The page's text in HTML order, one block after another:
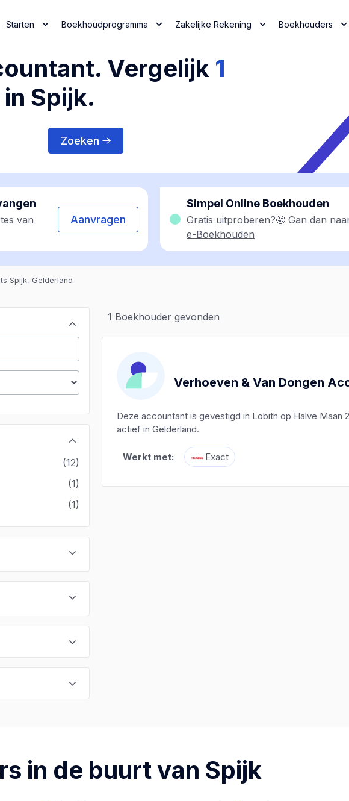
Starten Boekhoudprogramma Zakelijke Rekening Boekhouders
Vergelijk 1
Spijk.
Zoeken
van
Aanvragen
Simpel Online Boekhouden
Gratis uitproberen?🤩 Gan dan
e-Boekhouden
Spijk, Gelderland
(12)
(1)
(1)
1 Boekhouder gevonden
Verhoeven & Van Dongen
Deze accountant is gevestigd in Lobith op Halve
actief in Gelderland.
Werkt met: Exact
in de buurt van Spijk